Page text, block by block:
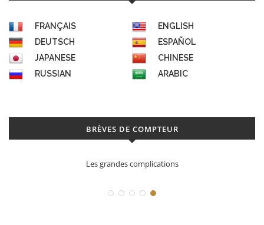
FRANÇAIS
ENGLISH
DEUTSCH
ESPAÑOL
JAPANESE
CHINESE
RUSSIAN
ARABIC
BRÈVES DE COMPTEUR
Déconstruction Parmigiani Fleurier